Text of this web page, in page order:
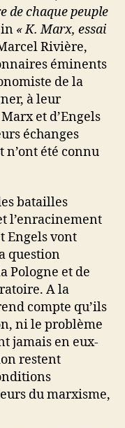
de chaque peuple
« K. Marx, essai
Rivière,
éminents
de la
à leur
et d’Engels
échanges
n’ont été connu
batailles
l’enracinement
Engels vont
question
Pologne et de
A la
compte qu’ils
ni le problème
jamais en eux-
restent
du marxisme,